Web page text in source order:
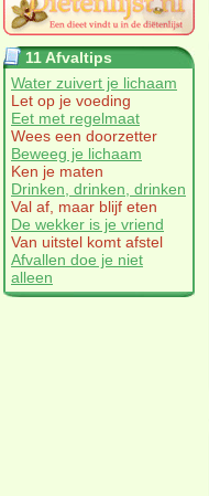
11 Afvaltips
Water zuivert je lichaam
Let op je voeding
Eet met regelmaat
Wees een doorzetter
Beweeg je lichaam
Ken je maten
Drinken, drinken, drinken
Val af, maar blijf eten
De wekker is je vriend
Van uitstel komt afstel
Afvallen doe je niet
alleen